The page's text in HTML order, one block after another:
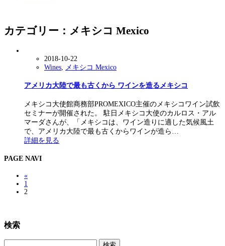
カテゴリー：メキシコ Mexico
2018-10-22
Wines
メキシコ Mexico
アメリカ大陸で最も古くから ワインを造るメキシコ
メキシコ大使館商務部PROMEXICO主催のメキシコワイン試飲
セミナーが開催された。 駐日メキシコ大使のカルロス・アル
マーダさんが、「メキシコは、ワイン造りに適した気候風土
で、アメリカ大陸で最も古くからワインが造ら…
詳細を見る
PAGE NAVI
«
1
2
検索